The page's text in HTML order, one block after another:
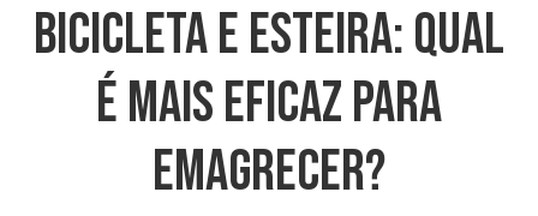
Bicicleta E Esteira: Qual
É Mais Eficaz Para
Emagrecer?